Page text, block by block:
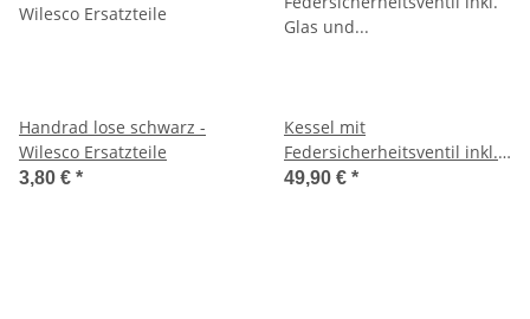
Handrad lose schwarz -
Wilesco Ersatzteile
3,80 € *
Kessel mit
Federsicherheitsventil inkl.
Glas und
49,90 € *